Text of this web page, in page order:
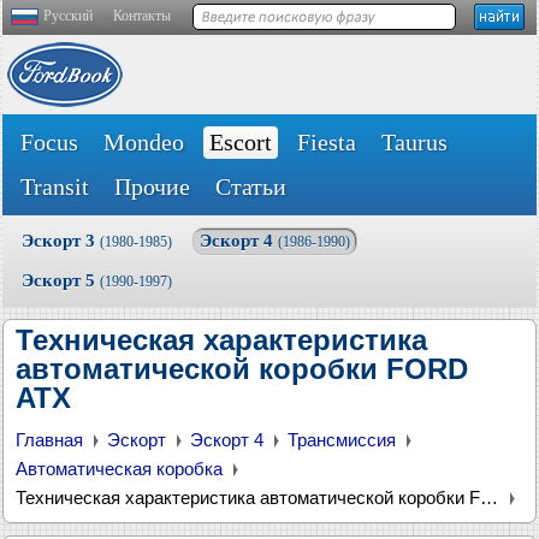
Русский Контакты
Focus Mondeo Escort Fiesta
Taurus
Transit
Прочие Статьи
Эскорт 3 (1980-1985) Эскорт 4 (1986-1990)
Эскорт 5 (1990-1997)
Техническая характеристика
автоматической коробки FORD
ATX
Главная Эскорт Эскорт 4
Трансмиссия
Автоматическая коробка
Техническая характеристика автоматической коробки FORD ATX